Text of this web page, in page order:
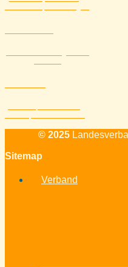
© 2025
Sitemap
Verband